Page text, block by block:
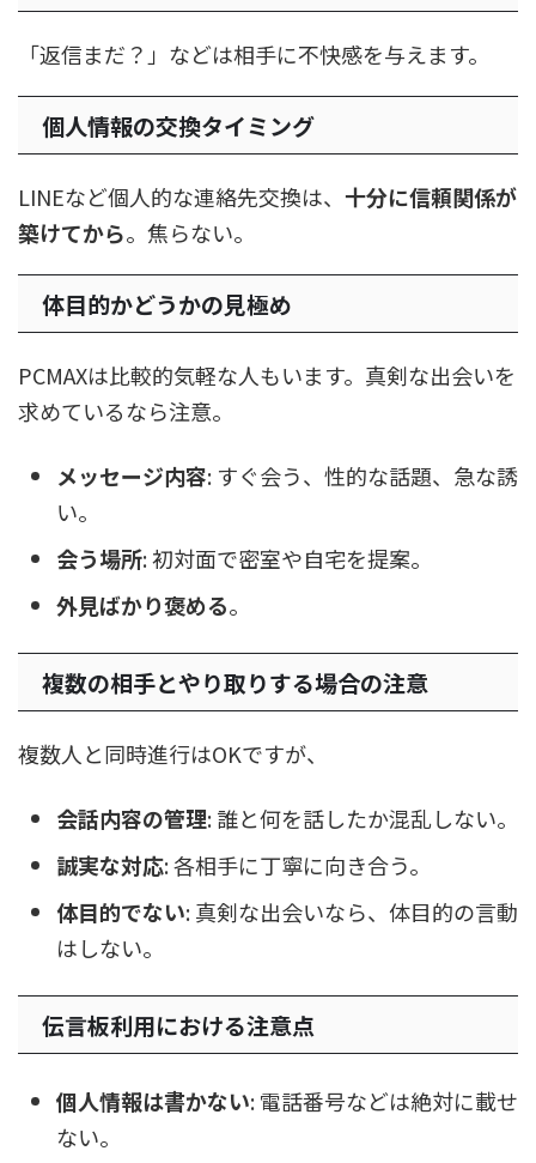
「返信まだ？」などは相手に不快感を与えます。
個人情報の交換タイミング
LINEなど個人的な連絡先交換は、 十分に信頼関係が
築けてから。焦らない。
体目的かどうかの見極め
PCMAXは比較的気軽な人もいます。真剣な出会いを
求めているなら注意。
メッセージ内容: すぐ会う、性的な話題、急な誘
い。
会う場所: 初対面で密室や自宅を提案。
外見ばかり褒める。
複数の相手とやり取りする場合の注意
複数人と同時進行はOKですが、
会話内容の管理: 誰と何を話したか混乱しない。
誠実な対応: 各相手に丁寧に向き合う。
体目的でない: 真剣な出会いなら、体目的の言動
はしない。
伝言板利用における注意点
個人情報は書かない: 電話番号などは絶対に載せ
ない。